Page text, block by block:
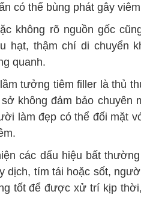
có thể bùng phát gây
không rõ nguồn gốc
hạt, thậm chí di chuyển
quanh.
tưởng tiêm filler là thủ
không đảm bảo chuyên
làm đẹp có thể đối mặt
các dấu hiệu bất
dịch, tím tái hoặc sốt,
tốt để được xử trí kịp